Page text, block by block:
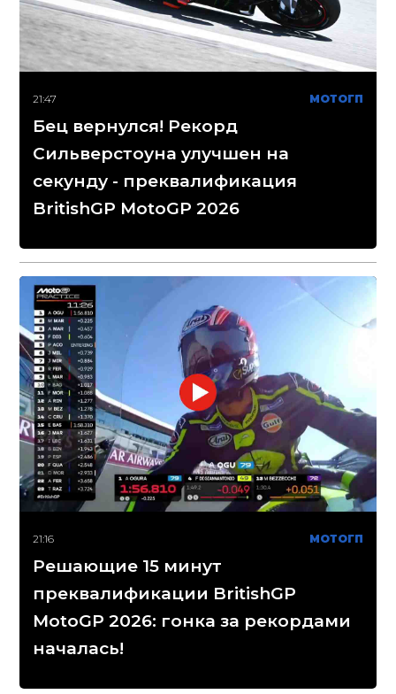
21:47 МОТОГП
Бец вернулся! Рекорд
Сильверстоуна улучшен на
секунду - преквалификация
BritishGP MotoGP 2026
21:16 МОТОГП
Решающие 15 минут
преквалификации BritishGP
MotoGP 2026: гонка за рекордами
началась!